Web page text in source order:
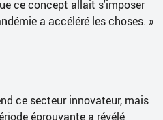
ce concept allait s'imposer
a accéléré les choses. »
ce secteur innovateur, mais
éprouvante a révélé